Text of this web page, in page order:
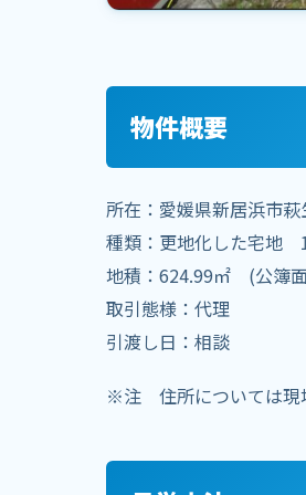
物件概要
所在：愛媛県新居浜市
種類：更地化した宅地
地積：624.99㎡ (公簿
取引態様：代理
引渡し日：相談
※注 住所については現